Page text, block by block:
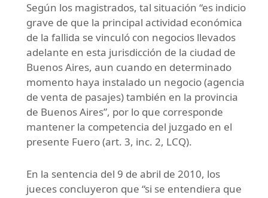
Según los magistrados, tal situación “es indicio
grave de que la principal actividad económica
de la fallida se vinculó con negocios llevados
adelante en esta jurisdicción de la ciudad de
Buenos Aires, aun cuando en determinado
momento haya instalado un negocio (agencia
de venta de pasajes) también en la provincia
de Buenos Aires”, por lo que corresponde
mantener la competencia del juzgado en el
presente Fuero (art. 3, inc. 2, LCQ).
En la sentencia del 9 de abril de 2010, los
jueces concluyeron que “si se entendiera que